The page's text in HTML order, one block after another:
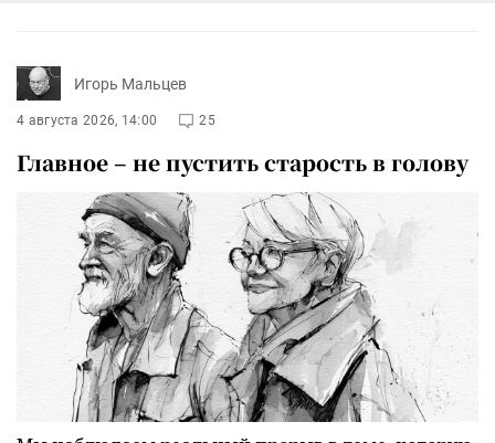
Игорь Мальцев
4 августа 2026, 14:00 25
Главное – не пустить старость в голову